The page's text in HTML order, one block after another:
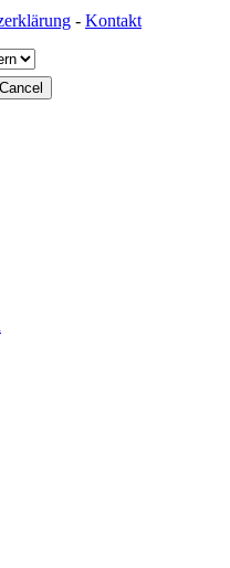
- Kontakt